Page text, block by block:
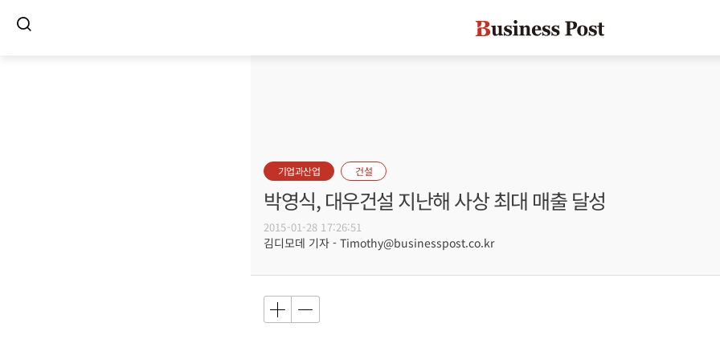
기업과산업 건설
박영식, 대우건설 지난해 사상 최대 매출 달성
2015-01-28 17:26:51
김디모데 기자 - Timothy@businesspost.co.kr